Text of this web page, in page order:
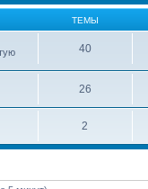
ТЕМЫ
40
26
2